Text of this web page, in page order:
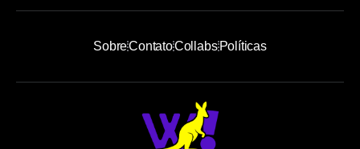
SobreContatoCollabsPolíticas